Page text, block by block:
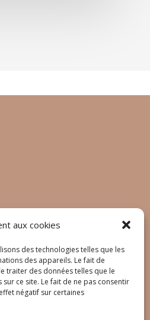
aux cookies
des technologies telles que les
des appareils. Le fait de
traiter des données telles que le
ce site. Le fait de ne pas consentir
négatif sur certaines